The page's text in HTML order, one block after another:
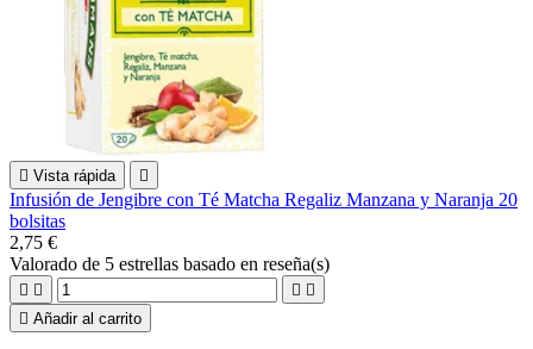
 Vista rápida 
Infusión de Jengibre con Té Matcha Regaliz Manzana y Naranja 20
bolsitas
2,75 €
Valorado de 5 estrellas basado en reseña(s)
   
 Añadir al carrito